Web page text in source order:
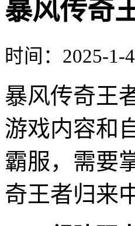
暴风传奇
时间：2025-1-
暴风传奇王
游戏内容和
霸服，需要
奇王者归来